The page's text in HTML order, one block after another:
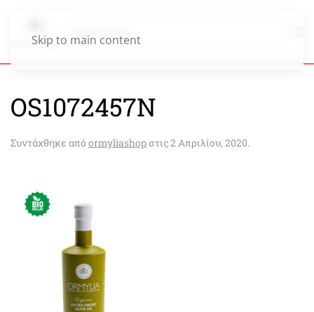
Skip to main content
OS1072457Ν
Συντάχθηκε από ormyliashopστις2 Απριλίου, 2020.